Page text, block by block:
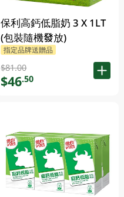
保利高鈣低脂奶 3 X 1LT
(包裝隨機發放)
指定品牌送贈品
$81.00
$46.50